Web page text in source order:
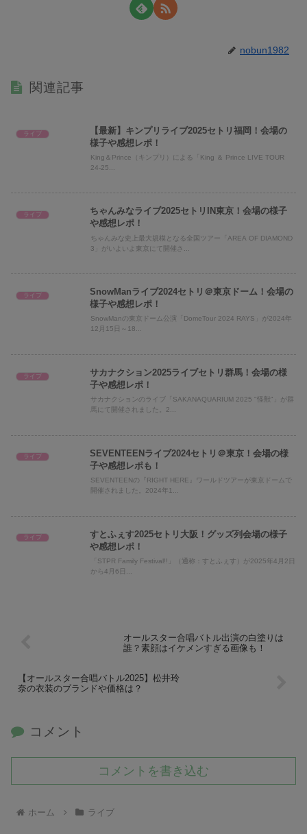
nobun1982
関連記事
ライブ
【最新】キンプリライブ2025セトリ福岡！会場の
様子や感想レポ！
King＆Prince（キンプリ）による「King ＆ Prince LIVE TOUR
24-25...
ライブ
ちゃんみなライブ2025セトリIN東京！会場の様子
や感想レポ！
ちゃんみな史上最大規模となる全国ツアー「AREA OF DIAMOND
3」がいよいよ東京にて開催さ...
ライブ
SnowManライブ2024セトリ＠東京ドーム！会場の
様子や感想レポ！
SnowManの東京ドーム公演「DomeTour 2024 RAYS」が2024年
12月15日～18...
ライブ
サカナクション2025ライブセトリ群馬！会場の様
子や感想レポ！
サカナクションのライブ「SAKANAQUARIUM 2025 "怪獣"」が群
馬にて開催されました。2...
ライブ
SEVENTEENライブ2024セトリ＠東京！会場の様
子や感想レポも！
SEVENTEENの『RIGHT HERE』ワールドツアーが東京ドームで
開催されました。2024年1...
ライブ
すとふぇす2025セトリ大阪！グッズ列会場の様子
や感想レポ！
「STPR Family Festival!!」（通称：すとふぇす）が2025年4月2日
から4月6日...
オールスター合唱バトル出演の白塗りは
誰？素顔はイケメンすぎる画像も！
【オールスター合唱バトル2025】松井玲
奈の衣装のブランドや価格は？
コメント
コメントを書き込む
ホーム ライブ